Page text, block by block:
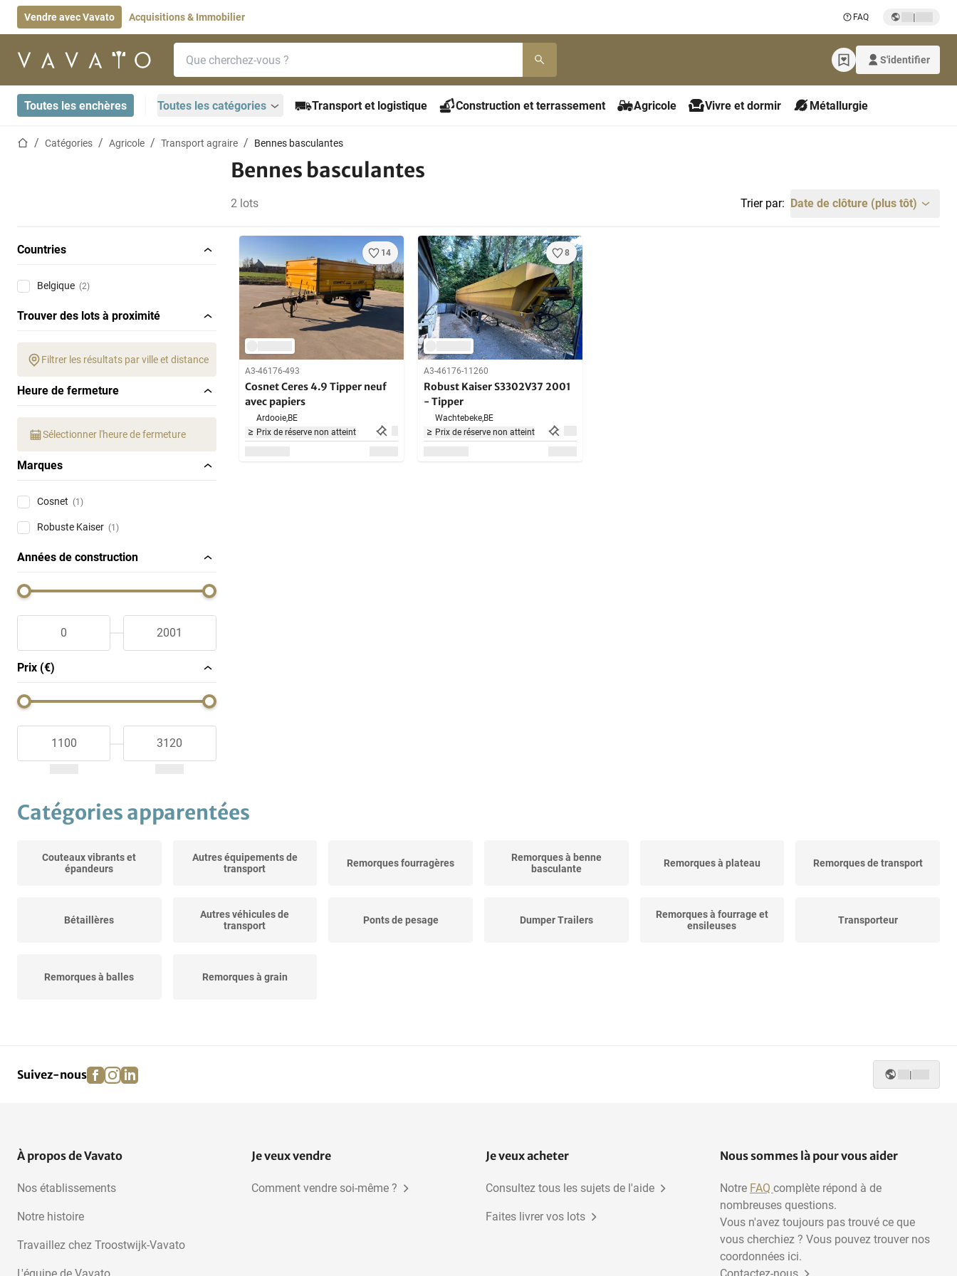
Vendre avec Vavato Acquisitions & Immobilier FAQ |
Page d'accueil S'identifier
Toutes les enchères Toutes les catégories Transport et logistique Construction et terrassement Agricole Vivre et dormir Métallurgie
Page d'accueil
Catégories Agricole Transport agraire Bennes basculantes
Bennes basculantes
2 lots Trier par: Date de clôture (plus tôt)
Countries
Belgique (2)
Trouver des lots à proximité
Filtrer les résultats par ville et distance
Heure de fermeture
Sélectionner l'heure de fermeture
Marques
Cosnet (1)
Robuste Kaiser (1)
Années de construction
Prix (€)
14
A3-46176-493
Cosnet Ceres 4.9 Tipper neuf
avec papiers
Ardooie,BE
Prix de réserve non atteint
8
A3-46176-11260
Robust Kaiser S3302V37 2001
- Tipper
Wachtebeke,BE
Prix de réserve non atteint
Catégories apparentées
Couteaux vibrants et
épandeurs
Autres équipements de
transport
Remorques fourragères
Remorques à benne
basculante
Remorques à plateau Remorques de transport
Bétaillères
Autres véhicules de
transport
Ponts de pesage Dumper Trailers
Remorques à fourrage et
ensileuses
Transporteur
Remorques à balles Remorques à grain
Suivez-nous facebook
instagram
linkedin |
À propos de Vavato
Nos établissements
Notre histoire
Travaillez chez Troostwijk-Vavato
Je veux vendre
Comment vendre soi-même ?
Je veux acheter
Consultez tous les sujets de l'aide
Faites livrer vos lots
Nous sommes là pour vous aider
Notre FAQ complète répond à de
nombreuses questions.
Vous n'avez toujours pas trouvé ce que
vous cherchiez ? Vous pouvez trouver nos
coordonnées ici.